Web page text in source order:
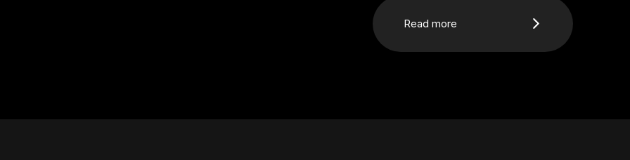
Read more